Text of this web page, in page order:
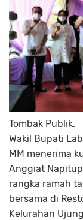
Tombak Publik.
Wakil Bupati
MM menerima
Anggiat
rangka ramah
bersama di
Kelurahan